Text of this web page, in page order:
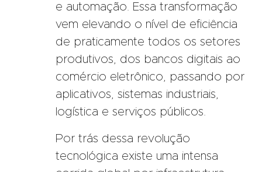
e automação. Essa transformação
vem elevando o nível de eficiência
de praticamente todos os setores
produtivos, dos bancos digitais ao
comércio eletrônico, passando por
aplicativos, sistemas industriais,
logística e serviços públicos.
Por trás dessa revolução
tecnológica existe uma intensa